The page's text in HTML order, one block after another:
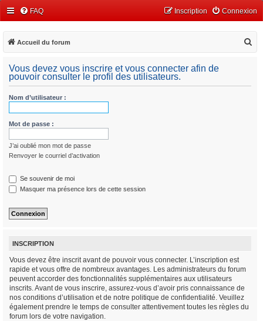
FAQ Connexion
Inscription
Accueil du forum
Vous devez vous inscrire et vous connecter afin de
pouvoir consulter le profil des utilisateurs.
Nom d’utilisateur :
Mot de passe :
J’ai oublié mon mot de passe
Renvoyer le courriel d’activation
Se souvenir de moi
Masquer ma présence lors de cette session
INSCRIPTION
Vous devez être inscrit avant de pouvoir vous connecter. L’inscription est
rapide et vous offre de nombreux avantages. Les administrateurs du forum
peuvent accorder des fonctionnalités supplémentaires aux utilisateurs
inscrits. Avant de vous inscrire, assurez-vous d’avoir pris connaissance de
nos conditions d’utilisation et de notre politique de confidentialité. Veuillez
également prendre le temps de consulter attentivement toutes les règles du
forum lors de votre navigation.